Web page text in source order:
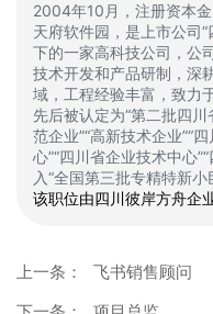
2004年10月，注册资本
天府软件园，是上市公司
下的一家高科技公司，公
技术开发和产品研制，深
域，工程经验丰富，致力
先后被认定为“第二批四
范企业”“高新技术企业”“
心”“四川省企业技术中心
入“全国第三批专精特新小
该职位由四川彼岸方舟企
上一条：
飞书销售顾问